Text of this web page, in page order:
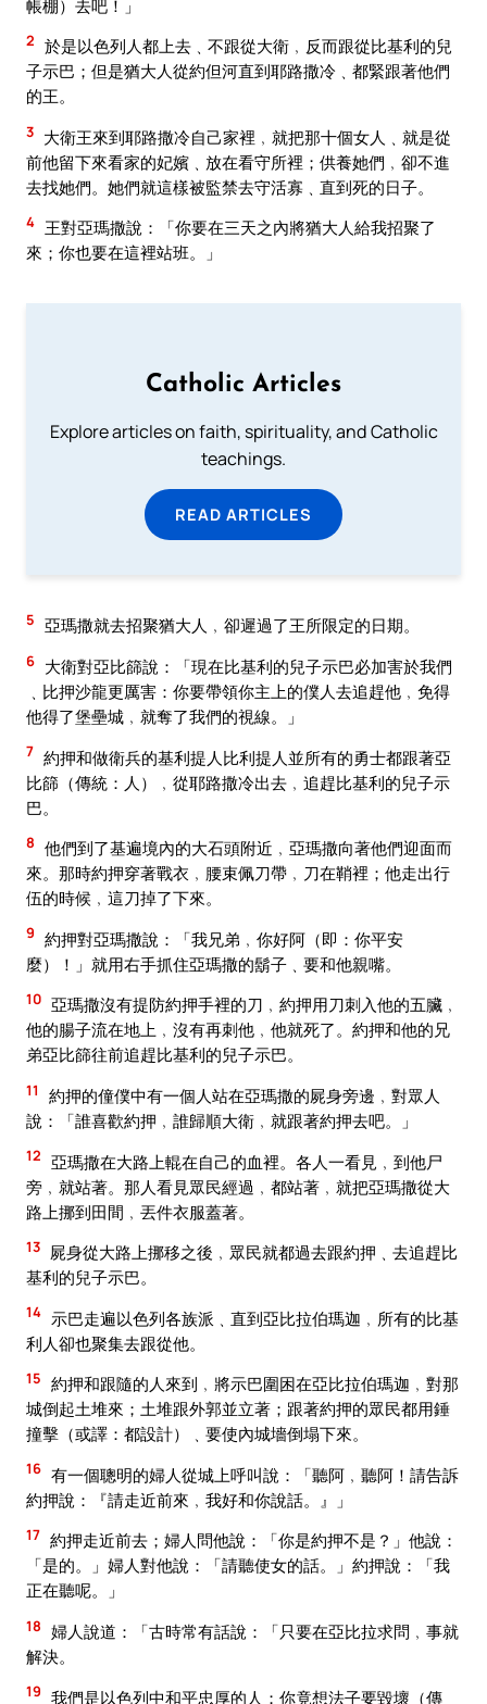
帳棚）去吧！」
2 於是以色列人都上去﹑不跟從大衛﹐反而跟從比基利的兒
子示巴；但是猶大人從約但河直到耶路撒冷﹑都緊跟著他們
的王。
3 大衛王來到耶路撒冷自己家裡﹐就把那十個女人﹑就是從
前他留下來看家的妃嬪﹑放在看守所裡；供養她們﹐卻不進
去找她們。她們就這樣被監禁去守活寡﹑直到死的日子。
4 王對亞瑪撒說：「你要在三天之內將猶大人給我招聚了
來；你也要在這裡站班。」
Catholic Articles
Explore articles on faith, spirituality, and Catholic
teachings.
READ ARTICLES
5 亞瑪撒就去招聚猶大人﹐卻遲過了王所限定的日期。
6 大衛對亞比篩說：「現在比基利的兒子示巴必加害於我們
﹑比押沙龍更厲害：你要帶領你主上的僕人去追趕他﹐免得
他得了堡壘城﹐就奪了我們的視線。」
7 約押和做衛兵的基利提人比利提人並所有的勇士都跟著亞
比篩（傳統：人）﹐從耶路撒冷出去﹐追趕比基利的兒子示
巴。
8 他們到了基遍境內的大石頭附近﹐亞瑪撒向著他們迎面而
來。那時約押穿著戰衣﹐腰束佩刀帶﹐刀在鞘裡；他走出行
伍的時候﹐這刀掉了下來。
9 約押對亞瑪撒說：「我兄弟﹐你好阿（即：你平安
麼）！」就用右手抓住亞瑪撒的鬍子﹑要和他親嘴。
10 亞瑪撒沒有提防約押手裡的刀﹐約押用刀刺入他的五臟﹐
他的腸子流在地上﹐沒有再刺他﹐他就死了。約押和他的兄
弟亞比篩往前追趕比基利的兒子示巴。
11
約押的僮僕中有一個人站在亞瑪撒的屍身旁邊﹐對眾人
說：「誰喜歡約押﹐誰歸順大衛﹐就跟著約押去吧。」
12 亞瑪撒在大路上輥在自己的血裡。各人一看見﹐到他尸
旁﹐就站著。那人看見眾民經過﹐都站著﹐就把亞瑪撒從大
路上挪到田間﹐丟件衣服蓋著。
13 屍身從大路上挪移之後﹐眾民就都過去跟約押﹑去追趕比
基利的兒子示巴。
14 示巴走遍以色列各族派﹑直到亞比拉伯瑪迦﹐所有的比基
利人卻也聚集去跟從他。
15 約押和跟隨的人來到﹐將示巴圍困在亞比拉伯瑪迦﹐對那
城倒起土堆來；土堆跟外郭並立著；跟著約押的眾民都用錘
撞擊（或譯：都設計）﹑要使內城墻倒塌下來。
16 有一個聰明的婦人從城上呼叫說：「聽阿﹐聽阿！請告訴
約押說：『請走近前來﹐我好和你說話。』」
17 約押走近前去；婦人問他說：「你是約押不是？」他說：
「是的。」婦人對他說：「請聽使女的話。」約押說：「我
正在聽呢。」
18 婦人說道：「古時常有話說：「只要在亞比拉求問﹐事就
解決。
19 我們是以色列中和平忠厚的人；你竟想法子要毀壞（傳